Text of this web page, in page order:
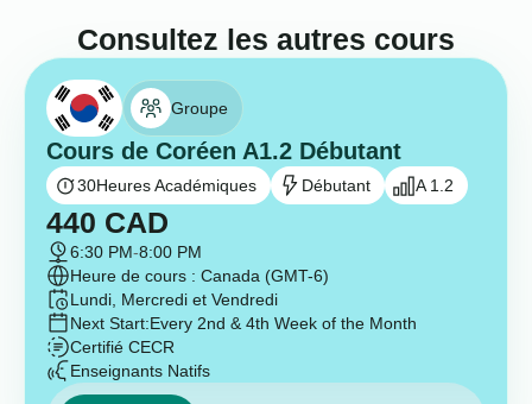
Consultez les autres cours
Groupe
Cours de Coréen A1.2 Débutant
30Heures Académiques Débutant A 1.2
440 CAD
6:30 PM-8:00 PM
Heure de cours : Canada (GMT-6)
Lundi, Mercredi et Vendredi
Next Start:Every 2nd & 4th Week of the Month
Certifié CECR
Enseignants Natifs